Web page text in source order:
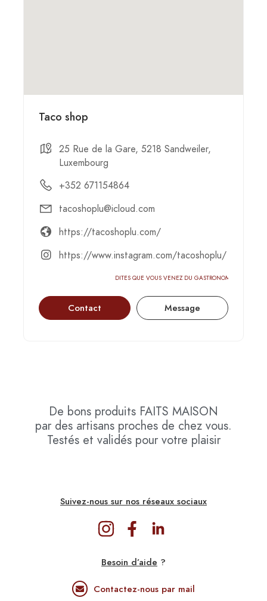
Taco shop
25 Rue de la Gare, 5218 Sandweiler,
Luxembourg
+352 671154864
tacoshoplu@icloud.com
https://tacoshoplu.com/
https://www.instagram.com/tacoshoplu/
DITES QUE VOUS VENEZ DU GASTRONOMIC-CIRCUS
Contact Message
De bons produits FAITS MAISON
par des artisans proches de chez vous.
Testés et validés pour votre plaisir
Suivez-nous sur nos réseaux sociaux
Besoin d’aide ?
Contactez-nous par mail